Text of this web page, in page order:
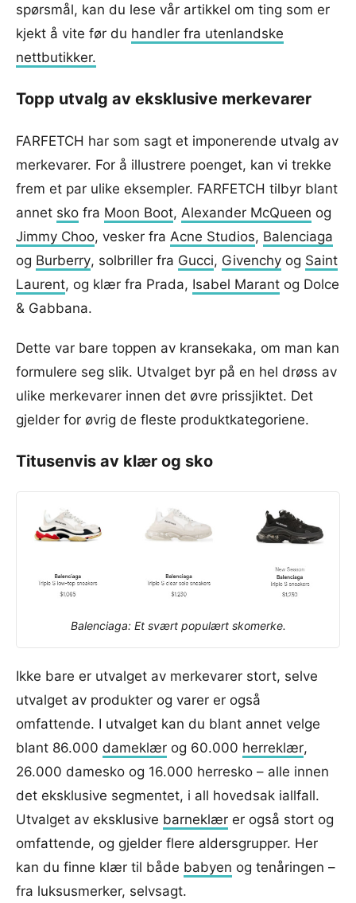
spørsmål, kan du lese vår artikkel om ting som er
kjekt å vite før du handler fra utenlandske
nettbutikker.
Topp utvalg av eksklusive merkevarer
FARFETCH har som sagt et imponerende utvalg av
merkevarer. For å illustrere poenget, kan vi trekke
frem et par ulike eksempler. FARFETCH tilbyr blant
annet sko fra Moon Boot, Alexander McQueen og
Jimmy Choo, vesker fra Acne Studios, Balenciaga
og Burberry, solbriller fra Gucci, Givenchy og Saint
Laurent, og klær fra Prada, Isabel Marant og Dolce
& Gabbana.
Dette var bare toppen av kransekaka, om man kan
formulere seg slik. Utvalget byr på en hel drøss av
ulike merkevarer innen det øvre prissjiktet. Det
gjelder for øvrig de fleste produktkategoriene.
Titusenvis av klær og sko
Balenciaga: Et svært populært skomerke.
Ikke bare er utvalget av merkevarer stort, selve
utvalget av produkter og varer er også
omfattende. I utvalget kan du blant annet velge
blant 86.000 dameklær og 60.000 herreklær,
26.000 damesko og 16.000 herresko – alle innen
det eksklusive segmentet, i all hovedsak iallfall.
Utvalget av eksklusive barneklær er også stort og
omfattende, og gjelder flere aldersgrupper. Her
kan du finne klær til både babyen og tenåringen –
fra luksusmerker, selvsagt.